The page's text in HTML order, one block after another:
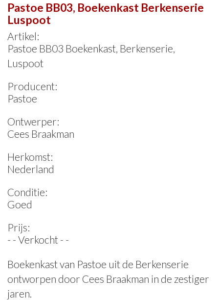
Pastoe BB03, Boekenkast Berkenserie
Luspoot
Artikel:
Pastoe BB03 Boekenkast, Berkenserie,
Luspoot
Producent:
Pastoe
Ontwerper:
Cees Braakman
Herkomst:
Nederland
Conditie:
Goed
Prijs:
- - Verkocht - -
Boekenkast van Pastoe uit de Berkenserie
ontworpen door Cees Braakman in de zestiger
jaren.